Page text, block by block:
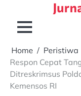
content
Home
Peristiwa
Respon Cepat
Ditreskrimsus
Kemensos RI